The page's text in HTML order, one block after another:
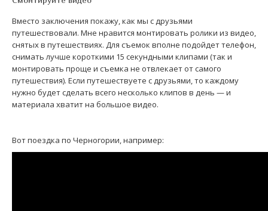
Вместо заключения покажу, как мы с друзьями
путешествовали. Мне нравится монтировать ролики из видео,
снятых в путешествиях. Для съемок вполне подойдет телефон,
снимать лучше короткими 15 секундными клипами (так и
монтировать проще и съемка не отвлекает от самого
путешествия). Если путешествуете с друзьями, то каждому
нужно будет сделать всего несколько клипов в день — и
материала хватит на большое видео.
Вот поездка по Черногории, например: